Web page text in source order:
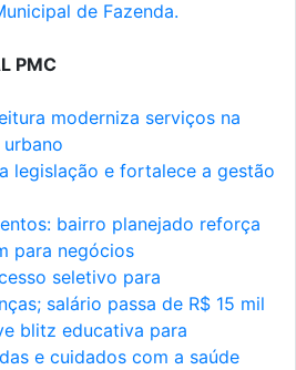
de Fazenda.
PMC
moderniza serviços na
legislação e fortalece a gestão
bairro planejado reforça
para negócios
seletivo para
salário passa de R$ 15 mil
blitz educativa para
e cuidados com a saúde